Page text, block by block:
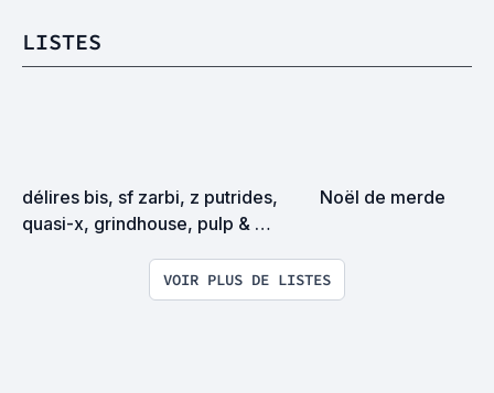
LISTES
délires bis, sf zarbi, z putrides,
quasi-x, grindhouse, pulp &
Noël de merde
VOIR PLUS DE LISTES